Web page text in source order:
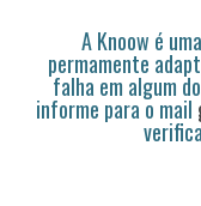
A Knoow é
permamente
falha em algum
informe para o mail